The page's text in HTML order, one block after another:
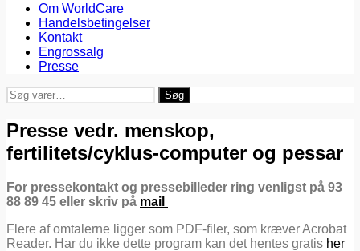
Om WorldCare
Handelsbetingelser
Kontakt
Engrossalg
Presse
Søg
efter:
Søg
Presse vedr. menskop,
fertilitets/cyklus-computer og pessar
For pressekontakt og pressebilleder ring venligst på 93
88 89 45 eller skriv på mail
Flere af omtalerne ligger som PDF-filer, som kræver Acrobat
Reader. Har du ikke dette program kan det hentes gratis her